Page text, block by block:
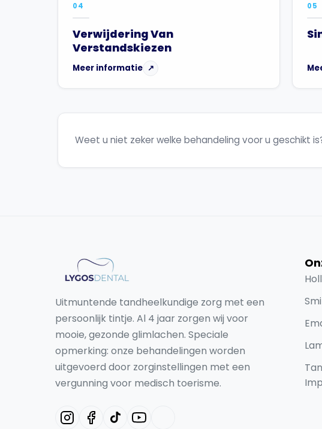
04
Verwijdering Van
Verstandskiezen
Meer informatie ↗
05
Weet u niet zeker welke behandeling voor u geschikt
Uitmuntende tandheelkundige zorg met een
persoonlijk tintje. Al 4 jaar zorgen wij voor
mooie, gezonde glimlachen. Speciale
opmerking: onze behandelingen worden
uitgevoerd door zorginstellingen met een
vergunning voor medisch toerisme.